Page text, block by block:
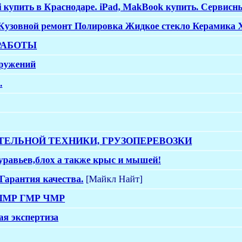
в Краснодаре. iPad, MakBook купить.
ремонт Полировка Жидкое стекло
ТЕХНИКИ, ГРУЗОПЕРЕВОЗКИ
а также крыс и мышей!
качества. [Майкл Найт]
ГМР ЧМР
экспертиза